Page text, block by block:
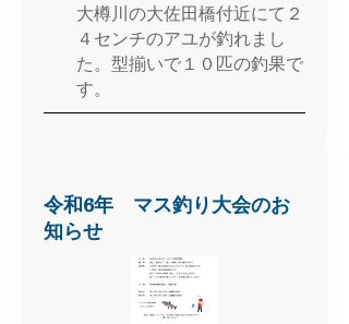
大樽川の大佐田橋付近にて２
４センチのアユが釣れまし
た。型揃いで１０匹の釣果で
す。
令和6年 マス釣り大会のお
知らせ